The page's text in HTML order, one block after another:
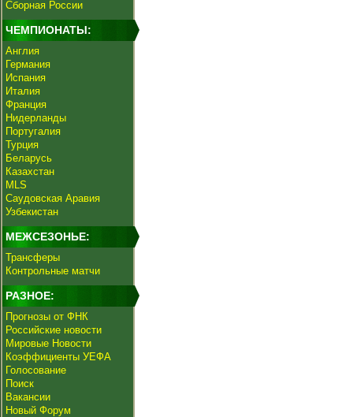
Сборная России
ЧЕМПИОНАТЫ:
Англия
Германия
Испания
Италия
Франция
Нидерланды
Португалия
Турция
Беларусь
Казахстан
MLS
Саудовская Аравия
Узбекистан
МЕЖСЕЗОНЬЕ:
Трансферы
Контрольные матчи
РАЗНОЕ:
Прогнозы от ФНК
Российские новости
Мировые Новости
Коэффициенты УЕФА
Голосование
Поиск
Вакансии
Новый Форум